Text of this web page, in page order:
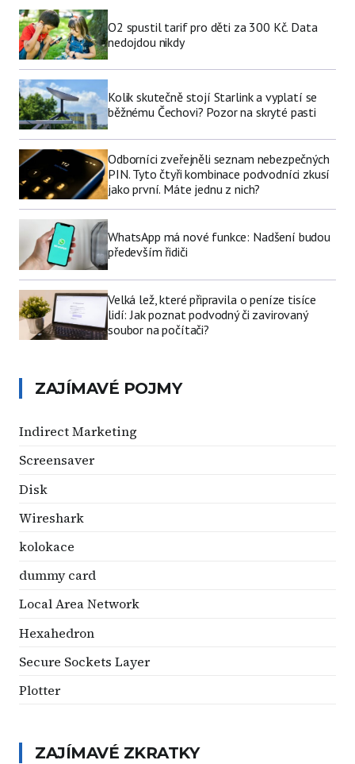
O2 spustil tarif pro děti za 300 Kč. Data
nedojdou nikdy
Kolik skutečně stojí Starlink a vyplatí se
běžnému Čechovi? Pozor na skryté pasti
Odborníci zveřejněli seznam nebezpečných
PIN. Tyto čtyři kombinace podvodníci zkusí
jako první. Máte jednu z nich?
WhatsApp má nové funkce: Nadšení budou
především řidiči
Velká lež, které připravila o peníze tisíce
lidí: Jak poznat podvodný či zavirovaný
soubor na počítači?
ZAJÍMAVÉ POJMY
Indirect Marketing
Screensaver
Disk
Wireshark
kolokace
dummy card
Local Area Network
Hexahedron
Secure Sockets Layer
Plotter
ZAJÍMAVÉ ZKRATKY